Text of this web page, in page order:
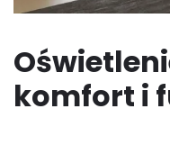
komfort i